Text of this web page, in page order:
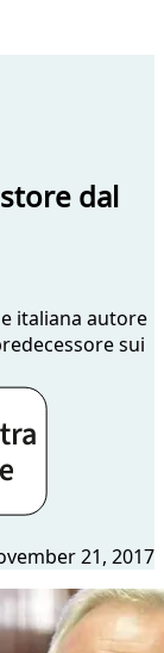
dal
italiana autore
sui
21, 2017